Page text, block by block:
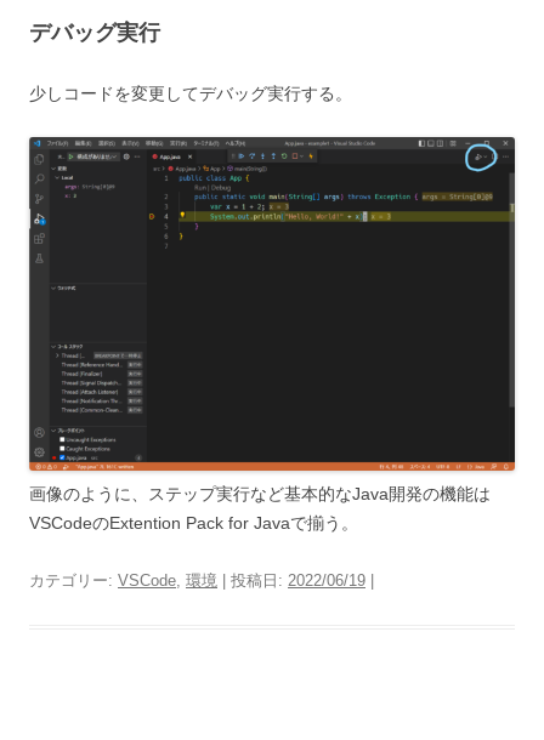
デバッグ実行
少しコードを変更してデバッグ実行する。
画像のように、ステップ実行など基本的なJava開発の機能は
VSCodeのExtention Pack for Javaで揃う。
カテゴリー: VSCode, 環境 | 投稿日: 2022/06/19